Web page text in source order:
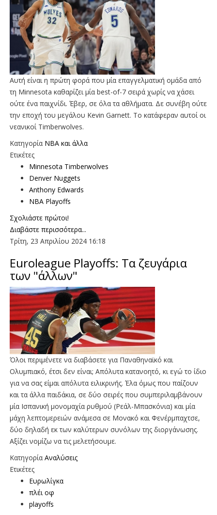
Αυτή είναι η πρώτη φορά που μία επαγγελματική ομάδα από
τη Minnesota καθαρίζει μία best-of-7 σειρά χωρίς να χάσει
ούτε ένα παιχνίδι. Έβερ, σε όλα τα αθλήματα. Δε συνέβη ούτε
την εποχή του μεγάλου Kevin Garnett. Το κατάφεραν αυτοί οι
νεανικοί Timberwolves.
Κατηγορία NBA και άλλα
Ετικέτες
Minnesota Timberwolves
Denver Nuggets
Anthony Edwards
NBA Playoffs
Σχολιάστε πρώτοι!
Διαβάστε περισσότερα...
Τρίτη, 23 Απριλίου 2024 16:18
Euroleague Playoffs: Τα ζευγάρια
των "άλλων"
Όλοι περιμένετε να διαβάσετε για Παναθηναϊκό και
Ολυμπιακό, έτσι δεν είναι; Απόλυτα κατανοητό, κι εγώ το ίδιο
για να σας είμαι απόλυτα ειλικρινής. Έλα όμως που παίζουν
και τα άλλα παιδάκια, σε δύο σειρές που συμπεριλαμβάνουν
μία Ισπανική μονομαχία ρυθμού (Ρεάλ-Μπασκόνια) και μία
μάχη λεπτομερειών ανάμεσα σε Μονακό και Φενέρμπαχτσε,
δύο δηλαδή εκ των καλύτερων συνόλων της διοργάνωσης.
Αξίζει νομίζω να τις μελετήσουμε.
Κατηγορία Αναλύσεις
Ετικέτες
Ευρωλίγκα
πλέι οφ
playoffs